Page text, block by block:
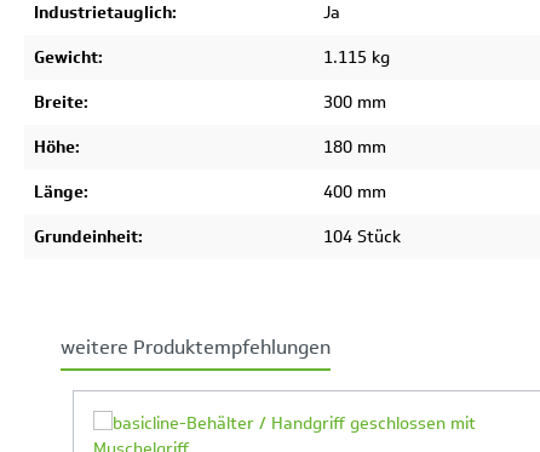
Industrietauglich:
Ja
Gewicht:
1.115 kg
Breite:
300 mm
Höhe:
180 mm
Länge:
400 mm
Grundeinheit:
104 Stück
weitere Produktempfehlungen
Ihr Produktvergleich ist voll